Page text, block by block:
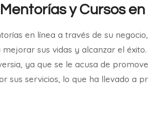
y Cursos
en línea a través de su negocio,
sus vidas y alcanzar el
ya que se le acusa de
sus servicios, lo que ha llevado a